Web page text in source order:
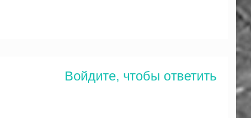
Войдите, чтобы ответить